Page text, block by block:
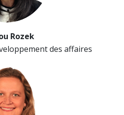
Rozek
des affaires